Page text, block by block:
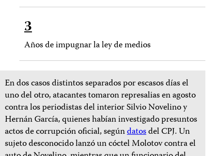
3
Años de impugnar la ley de medios
En dos casos distintos separados por escasos días el
uno del otro, atacantes tomaron represalias en agosto
contra los periodistas del interior Silvio Novelino y
Hernán García, quienes habían investigado presuntos
actos de corrupción oficial, segúndatosdel CPJ. Un
sujeto desconocido lanzó un cóctel Molotov contra el